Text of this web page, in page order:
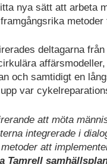
nya sätt att arbeta
deltagarna
och samtidigt en
var
att möta
integrerade i
att
Tamrell